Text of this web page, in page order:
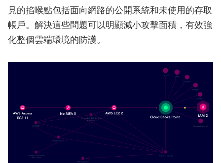
見的掐喉點包括面向網路的公開系統和未使用的存取
帳戶。解決這些問題可以明顯減小攻擊面積，有效強
化整個雲端環境的防護。